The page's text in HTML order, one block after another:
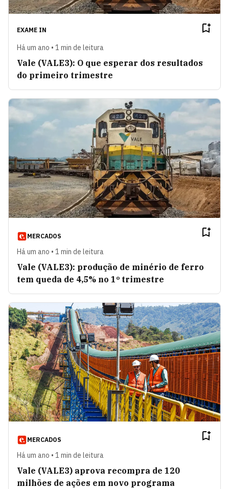
EXAME IN
Há um ano • 1 min de leitura
Vale (VALE3): O que esperar dos resultados
do primeiro trimestre
MERCADOS
Há um ano • 1 min de leitura
Vale (VALE3): produção de minério de ferro
tem queda de 4,5% no 1º trimestre
MERCADOS
Há um ano • 1 min de leitura
Vale (VALE3) aprova recompra de 120
milhões de ações em novo programa